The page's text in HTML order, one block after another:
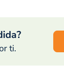
ti.